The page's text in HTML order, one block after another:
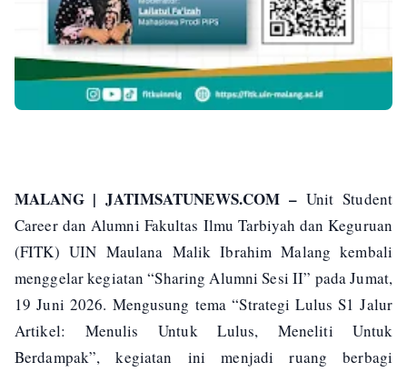
MALANG | JATIMSATUNEWS.COM –Unit Student
Career dan Alumni Fakultas Ilmu Tarbiyah dan Keguruan
(FITK) UIN Maulana Malik Ibrahim Malang kembali
menggelar kegiatan “Sharing Alumni Sesi II” pada Jumat,
19 Juni 2026. Mengusung tema “Strategi Lulus S1 Jalur
Artikel: Menulis Untuk Lulus, Meneliti Untuk
Berdampak”, kegiatan ini menjadi ruang berbagi